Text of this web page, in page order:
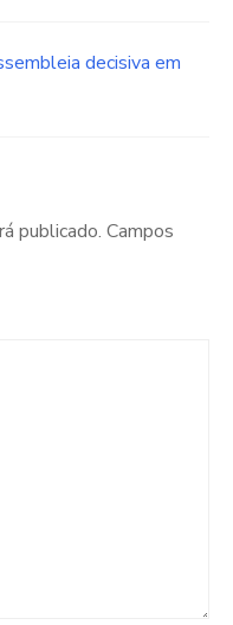
decisiva em
publicado. Campos